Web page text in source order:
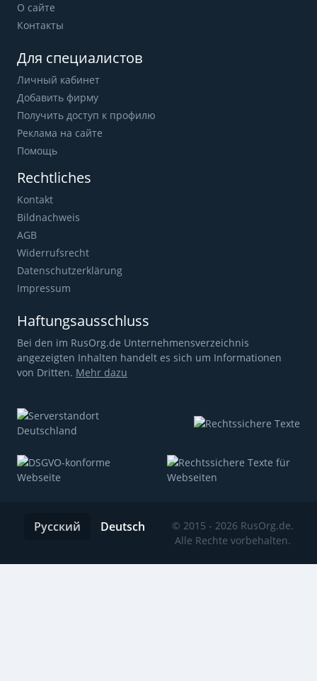
О сайте
Контакты
Для специалистов
Личный кабинет
Добавить фирму
Получить доступ к профилю
Реклама на сайте
Помощь
Rechtliches
Kontakt
Bildnachweis
AGB
Widerrufsrecht
Datenschutzerklärung
Impressum
Haftungsausschluss
Bei den im RusOrg.de Unternehmensverzeichnis
angezeigten Inhalten handelt es sich um Informationen
von Dritten. Mehr dazu
© 2015 - 2026 RusOrg.de.
Alle Rechte vorbehalten.
Русский Deutsch